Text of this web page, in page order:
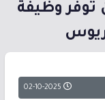
وظيفة
02-10-2025